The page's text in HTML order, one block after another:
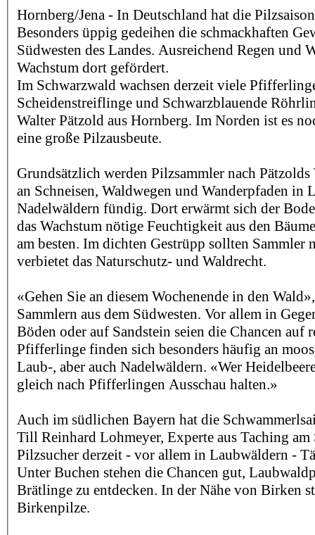
Hornberg/Jena - In Deutschland hat die
Besonders üppig gedeihen die schmackhaften
Südwesten des Landes. Ausreichend Regen und
Wachstum dort gefördert.
Im Schwarzwald wachsen derzeit viele
Scheidenstreiflinge und Schwarzblauende
Walter Pätzold aus Hornberg. Im Norden ist es
eine große Pilzausbeute.
Grundsätzlich werden Pilzsammler nach
an Schneisen, Waldwegen und Wanderpfaden in
Nadelwäldern fündig. Dort erwärmt sich der
das Wachstum nötige Feuchtigkeit aus den
am besten. Im dichten Gestrüpp sollten Sammler
verbietet das Naturschutz- und Waldrecht.
«Gehen Sie an diesem Wochenende in den
Sammlern aus dem Südwesten. Vor allem in
Böden oder auf Sandstein seien die Chancen auf
Pfifferlinge finden sich besonders häufig an
Laub-, aber auch Nadelwäldern. «Wer
gleich nach Pfifferlingen Ausschau halten.»
Auch im südlichen Bayern hat die
Till Reinhard Lohmeyer, Experte aus Taching
Pilzsucher derzeit - vor allem in Laubwäldern -
Unter Buchen stehen die Chancen gut,
Brätlinge zu entdecken. In der Nähe von Birken
Birkenpilze.